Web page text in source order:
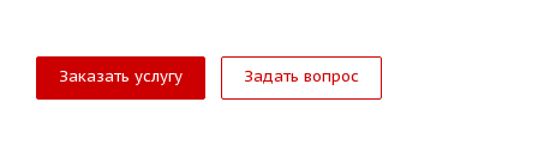
Заказать услугу Задать вопрос